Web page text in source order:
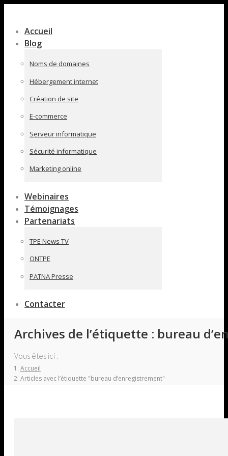
pleine
largeur
Accueil
Blog
Noms de domaines
Hébergement internet
Création de site
E-commerce
Serveur informatique
Sécurité informatique
Marketing online
Webinaires
Témoignages
Partenariats
TPE News TV
ONTPE
PATNA Presse
Contacter
Archives de l’étiquette : bureau
Vous êtes ici :
Accueil
Articles avec l’étiquette "bureau d’enregistrement"